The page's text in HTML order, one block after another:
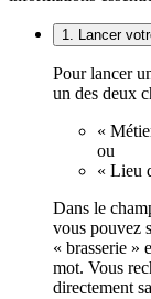
1. Lancer
Pour lancer
un des deux
«
ou
« Lieu
Dans le
vous pouvez
« brasserie »
mot. Vous
directement